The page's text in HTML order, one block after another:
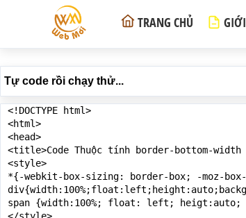
TRANG CHỦ
Tự code rồi chạy thử...
<!DOCTYPE html>
<html>
<head>
<title>Code Thuộc tính border-bottom-
<style>
*{-webkit-box-sizing: border-box; -moz-
span {width:100%; float: left; heigt:auto;